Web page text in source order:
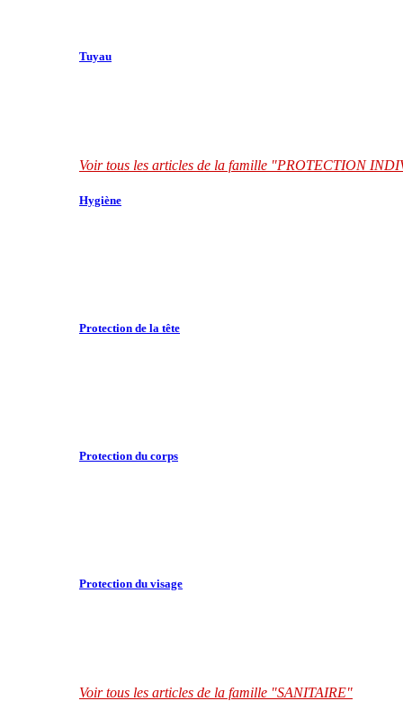
Tuyau
Voir tous les articles de la famille "PROTECTION
Hygiène
Protection de la tête
Protection du corps
Protection du visage
Voir tous les articles de la famille "SANITAIRE"